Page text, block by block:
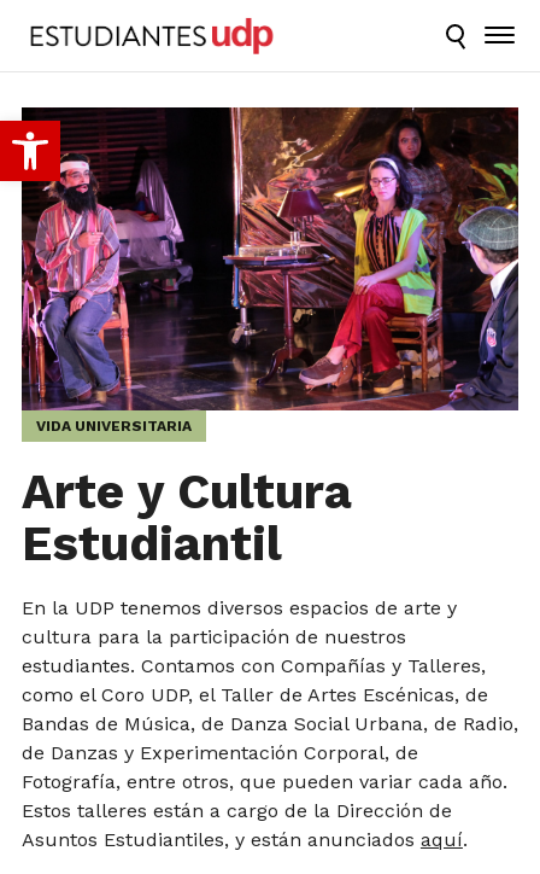
Abrir barra de herramientas
VIDA UNIVERSITARIA
Arte y Cultura
Estudiantil
En la UDP tenemos diversos espacios de arte y
cultura para la participación de nuestros
estudiantes. Contamos con Compañías y Talleres,
como el Coro UDP, el Taller de Artes Escénicas, de
Bandas de Música, de Danza Social Urbana, de Radio,
de Danzas y Experimentación Corporal, de
Fotografía, entre otros, que pueden variar cada año.
Estos talleres están a cargo de la Dirección de
Asuntos Estudiantiles, y están anunciados aquí.